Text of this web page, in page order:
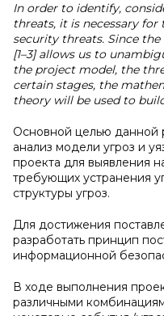
In order to identify,
threats, it is necessary
security threats. Since
[1–3] allows us to
the project model, the
certain stages, the
theory will be used to
Основной целью данной
анализ модели угроз и
проекта для выявления
требующих устранения
структуры угроз.
Для достижения
разработать принцип
информационной
В ходе выполнения
различными